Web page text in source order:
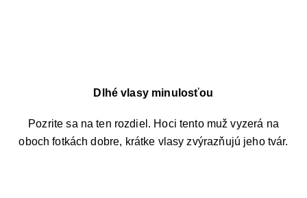
Dlhé vlasy minulosťou
Pozrite sa na ten rozdiel. Hoci tento muž vyzerá na
oboch fotkách dobre, krátke vlasy zvýrazňujú jeho tvár.